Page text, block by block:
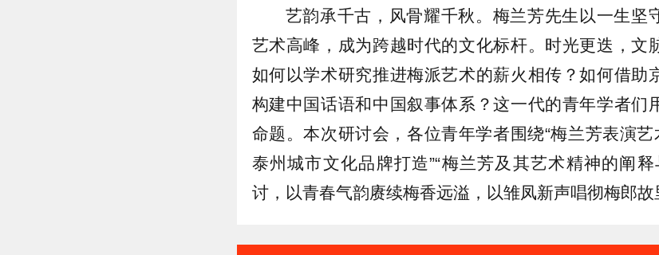
艺韵承千古，风骨耀千秋。梅兰芳先生以一生坚
艺术高峰，成为跨越时代的文化标杆。时光更迭，文
如何以学术研究推进梅派艺术的薪火相传？如何借助
构建中国话语和中国叙事体系？这一代的青年学者们
命题。本次研讨会，各位青年学者围绕“梅兰芳表演艺
泰州城市文化品牌打造”“梅兰芳及其艺术精神的阐
讨，以青春气韵赓续梅香远溢，以雏凤新声唱彻梅郎故